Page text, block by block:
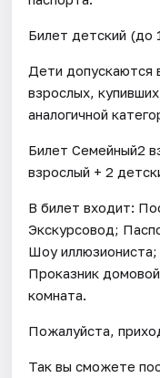
Билет детский (до
Дети допускаются
взрослых,
аналогичной
Билет Семейный2
взрослый + 2
В билет входит:
Экскурсовод;
Шоу
Проказник
комната.
Пожалуйста,
Так вы сможете